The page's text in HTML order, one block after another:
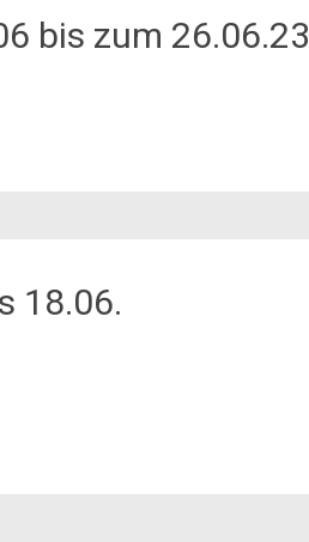
bis zum 26.06.23
18.06.